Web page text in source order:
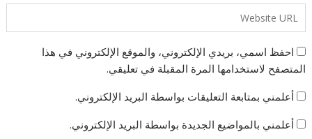
احفظ اسمي، بريدي الإلكتروني، والموقع الإلكتروني في هذا
المتصفح لاستخدامها المرة المقبلة في تعليقي.
أعلمني بمتابعة التعليقات بواسطة البريد الإلكتروني.
أعلمني بالمواضيع الجديدة بواسطة البريد الإلكتروني.